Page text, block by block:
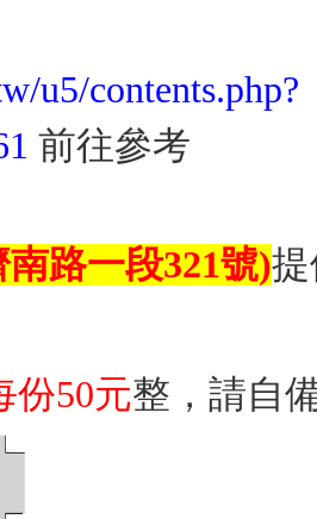
u5/contents.php?
前往參考
路一段321號)
份50元整，請自